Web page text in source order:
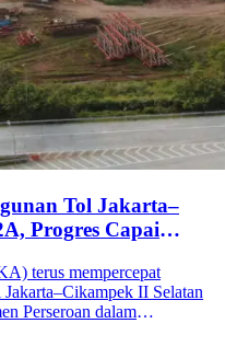
Tol Jakarta–
Progres Capai
terus mempercepat
II Selatan
Perseroan dalam